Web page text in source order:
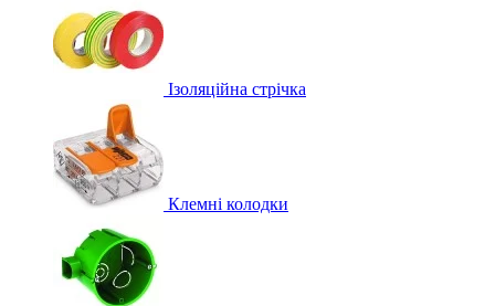
Ізоляційна стрічка
Клемні колодки